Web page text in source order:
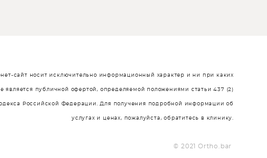
сайт носит исключительно информационный характер и ни при каких
является публичной офертой, определяемой положениями статьи 437 (2)
Российской Федерации. Для получения подробной информации об
услугах и ценах, пожалуйста, обратитесь в клинику.
© 2021 Ortho.bar